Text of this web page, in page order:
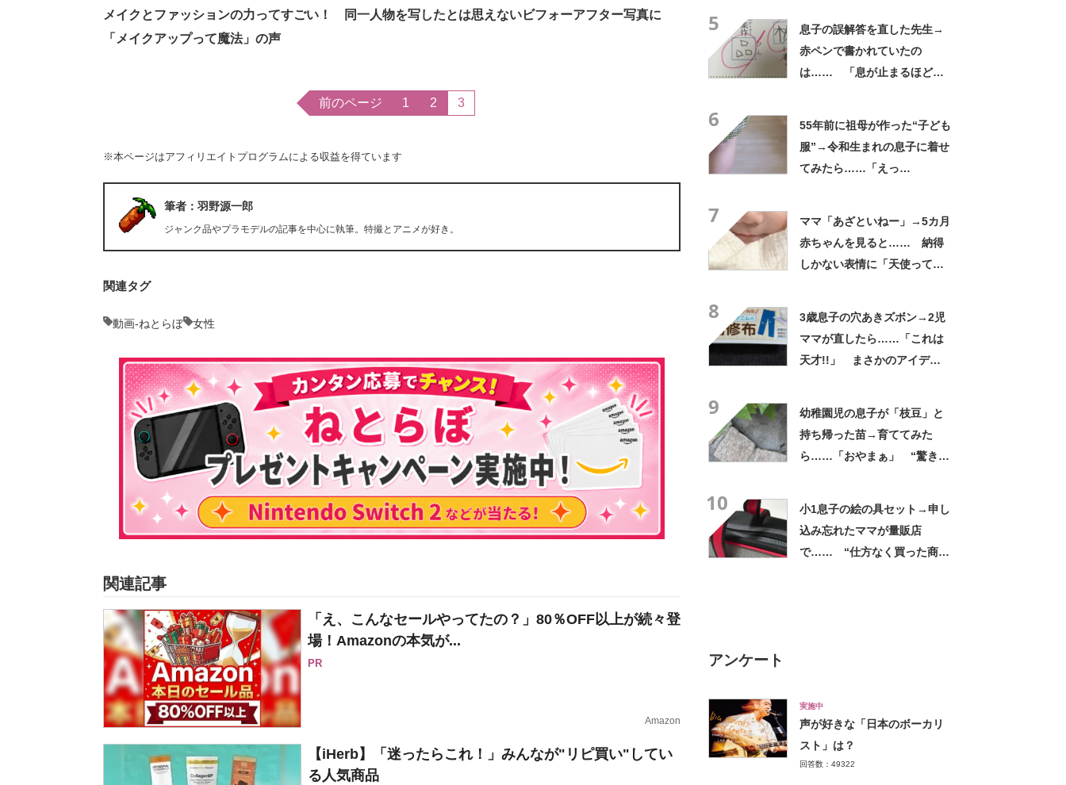
メイクとファッションの力ってすごい！ 同一人物を写したとは思えないビフォーアフター写真に
「メイクアップって魔法」の声
前のページ 1 2 3
※本ページはアフィリエイトプログラムによる収益を得ています
筆者：羽野源一郎
ジャンク品やプラモデルの記事を中心に執筆。特撮とアニメが好き。
関連タグ
動画-ねとらぼ 女性
関連記事
「え、こんなセールやってたの？」80％OFF以上が続々登
場！Amazonの本気が...
PR
Amazon
【iHerb】「迷ったらこれ！」みんなが"リピ買い"してい
る人気商品
5
息子の誤解答を直した先生→
赤ペンで書かれていたの
は…… 「息が止まるほど笑
6
55年前に祖母が作った“子ども
服”→令和生まれの息子に着せ
てみたら……「えっ
7
ママ「あざといねー」→5カ月
赤ちゃんを見ると…… 納得
しかない表情に「天使ってい
8
3歳息子の穴あきズボン→2児
ママが直したら……「これは
天才!!」 まさかのアイデア
9
幼稚園児の息子が「枝豆」と
持ち帰った苗→育ててみた
ら……「おやまぁ」 “驚きの
10
小1息子の絵の具セット→申し
込み忘れたママが量販店
で…… “仕方なく買った商
アンケート
実施中
声が好きな「日本のボーカリ
スト」は？
回答数：49322